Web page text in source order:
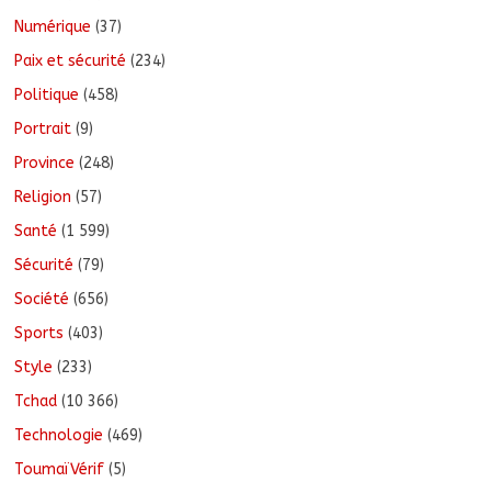
Numérique (37)
Paix et sécurité (234)
Politique (458)
Portrait (9)
Province (248)
Religion (57)
Santé (1 599)
Sécurité (79)
Société (656)
Sports (403)
Style (233)
Tchad (10 366)
Technologie (469)
ToumaïVérif (5)